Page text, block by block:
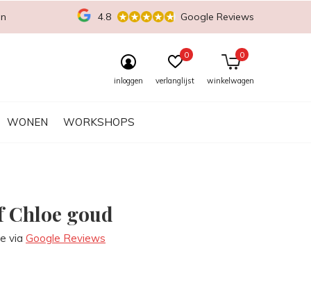
WONEN WORKSHOPS
inloggen verlanglijst
0
winkelwagen
0
4.8 Google Reviews
Chloe goud
via Google Reviews